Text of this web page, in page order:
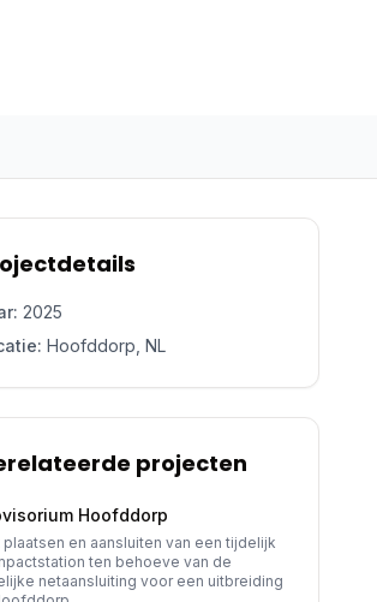
2025
Hoofddorp, NL
projecten
Hoofddorp
plaatsen en aansluiten van een tijdelijk
ten behoeve van de
netaansluiting voor een uitbreiding